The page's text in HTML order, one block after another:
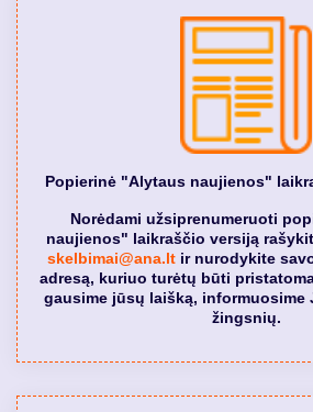
Popierinė "Alytaus naujienos"
Norėdami užsiprenumeruoti
naujienos" laikraščio versiją
skelbimai@ana.ltir nurodykite
adresą, kuriuo turėtų būti
gausime jūsų laišką, informuosime
žingsnių.